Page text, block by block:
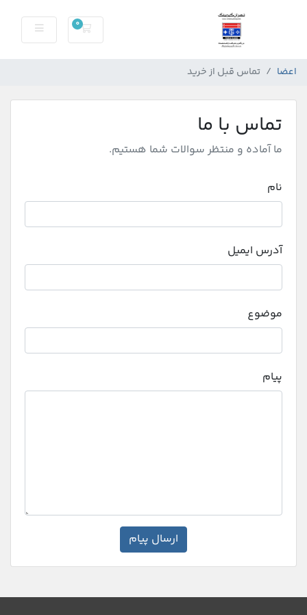
0
کارت خرید
اعضا تماس قبل از خرید
تماس با ما
ما آماده و منتظر سوالات شما هستیم.
نام
آدرس ایمیل
موضوع
پیام
ارسال پیام